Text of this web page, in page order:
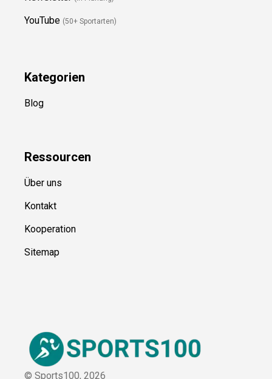
Folge Uns
Newsletter
Kategorien
Ressource
Kontakt
Kooperation